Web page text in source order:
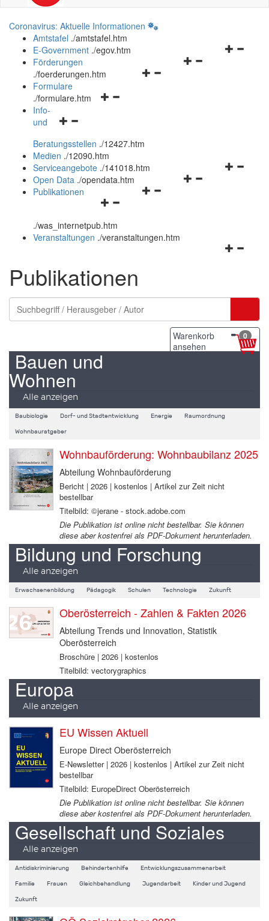
Coronavirus: Aktuelle Informationen
Amtstafel ./amtstafel.htm
Navigationsmenü
E-Government ./egov.htm
Navigationsmenü
Förderungen
./foerderungen.htm
Navigationsmenü
Formulare
./formulare.htm
Navigationsmenü
und
schließen
Info-
und
Beratungsstellen ./12427.htm
Medien ./12090.htm
Navigationsmenü
Serviceangebote ./141018.htm
Navigationsmenü
Open Data ./opendata.htm
Navigationsmenü
und
schließen
Publikationen
./was_internetpub.htm
Veranstaltungen ./veranstaltungen.htm
Publikationen
Warenkorb
ansehen
0
Bauen und
Wohnen
Alle anzeigen
Baubiologie Dorf- und Stadtentwicklung Energie Raumordnung
Wohnbauratgeber
Wohnbauförderung: Wohnbaubilanz 2025
Abteilung Wohnbauförderung
Bericht | 2026 | kostenlos | Artikel zur Zeit nicht
bestellbar
Titelbild: ©jerane - stock.adobe.com
Die Publikation ist online nicht bestellbar. Sie können
diese aber kostenfrei als PDF-Dokument herunterladen.
Bildung und Forschung
Alle anzeigen
Erwachsenenbildung Pädagogik Schulen Technologie Zukunft
Oberösterreich - Zahlen & Fakten 2026
Abteilung Trends und Innovation, Statistik
Oberösterreich
Broschüre | 2026 | kostenlos
Titelbild: vectorygraphics
Europa
Alle anzeigen
EU Wissen Aktuell
Europe Direct Oberösterreich
E-Newsletter | 2026 | kostenlos | Artikel zur Zeit nicht
bestellbar
Titelbild: EuropeDirect Oberösterreich
Die Publikation ist online nicht bestellbar. Sie können
diese aber kostenfrei als PDF-Dokument herunterladen.
Gesellschaft und Soziales
Alle anzeigen
Antidiskriminierung Behindertenhilfe Entwicklungszusammenarbeit
Familie Frauen Gleichbehandlung Jugendarbeit Kinder und Jugend
Zukunft